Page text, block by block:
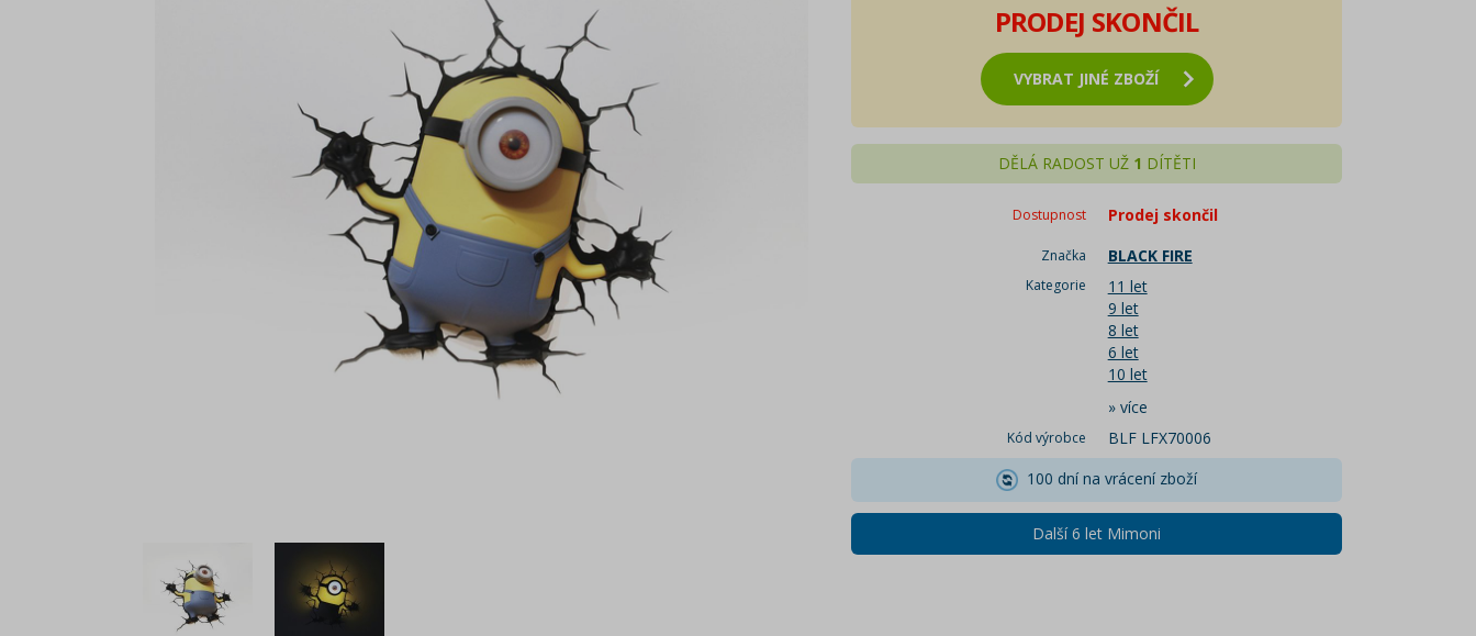
PRODEJ SKONČIL
VYBRAT JINÉ ZBOŽÍ
DĚLÁ RADOST UŽ 1 DÍTĚTI
Dostupnost Prodej skončil
Značka BLACK FIRE
Kategorie
11 let
9 let
8 let
6 let
10 let
» více
Kód výrobce
BLF LFX70006
100 dní na vrácení zboží
Další 6 let Mimoni